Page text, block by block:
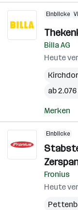
Einblicke
Billa AG
Heute
ab
Merken
Einblicke
Fronius
Heute